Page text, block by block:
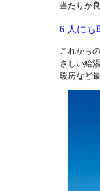
当たりが
6.人にも
これから
さしい給
暖房など